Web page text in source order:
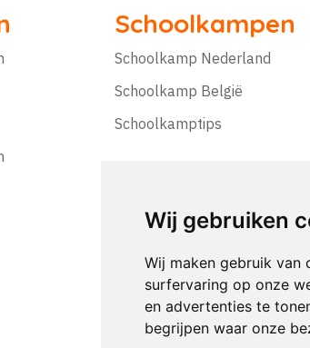
Wij gebruiken
Wij maken gebruik van
surfervaring op onze
en advertenties te
begrijpen waar onze
Schoolkampen
Schoolkamp Nederland
Schoolkamp België
Schoolkamptips